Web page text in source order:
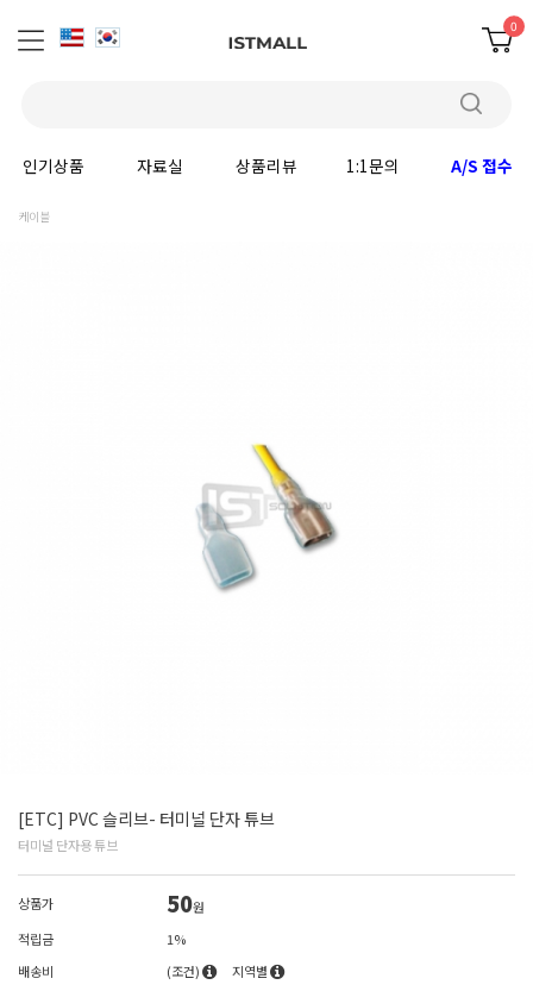
0
인기상품 자료실 상품리뷰 1:1문의 A/S 접수
케이블
[ETC] PVC 슬리브- 터미널 단자 튜브
터미널 단자용 튜브
상품가 50원
적립금
1%
배송비
(조건)
지역별